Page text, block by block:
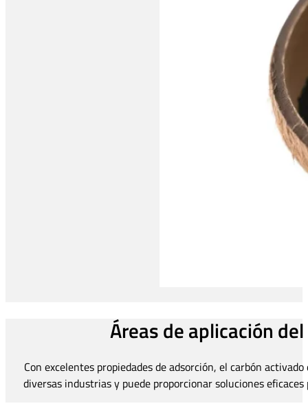
Áreas de aplicación
Con excelentes propiedades de adsorción, el carbón
diversas industrias y puede proporcionar soluciones